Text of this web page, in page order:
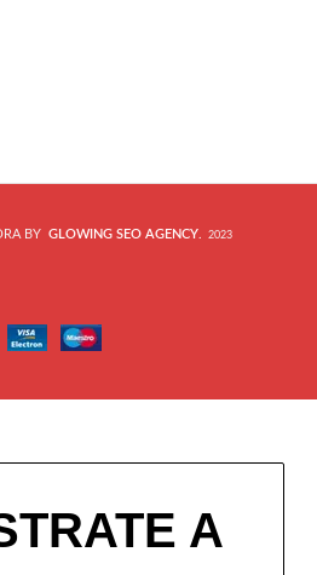
BY GLOWING SEO AGENCY 2023
A